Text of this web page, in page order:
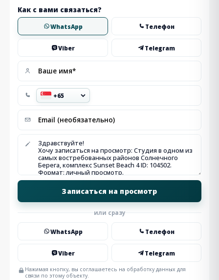
Как с вами связаться?
WhatsApp Телефон
Viber Telegram
или сразу
WhatsApp Телефон
Viber Telegram
Нажимая кнопку, вы соглашаетесь на обработку данных для
связи по этому объекту.